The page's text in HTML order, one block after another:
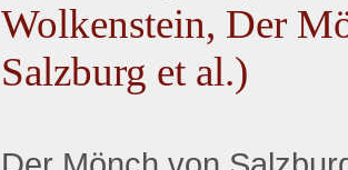
Wolkenstein, Der
Salzburg et al.)